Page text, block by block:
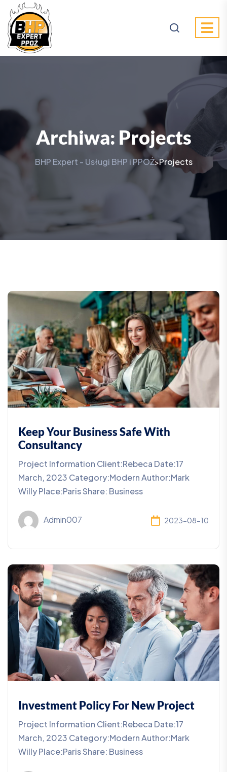
Archiwa: Projects
BHP Expert - Usługi BHP i PPOŻ>Projects
Keep Your Business Safe With
Consultancy
Project Information Client:Rebeca Date:17
March, 2023 Category:Modern Author:Mark
Willy Place:Paris Share: Business
Admin007 2023-08-10
Investment Policy For New Project
Project Information Client:Rebeca Date:17
March, 2023 Category:Modern Author:Mark
Willy Place:Paris Share: Business